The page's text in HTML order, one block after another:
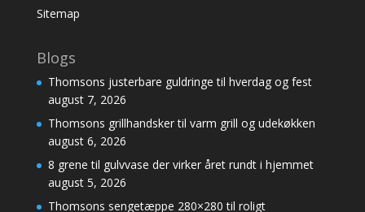
Sitemap
Blogs
Thomsons justerbare guldringe til hverdag og fest
august 7, 2026
Thomsons grillhandsker til varm grill og udekøkken
august 6, 2026
8 grene til gulvvase der virker året rundt i hjemmet
august 5, 2026
Thomsons sengetæppe 280×280 til roligt